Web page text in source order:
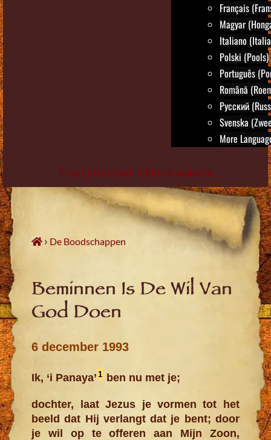
Français
Magyar
Italiano
Polski (Pools)
Português
Română
Русский
Svenska
More
True Life in God - Official website
Skip
to
content
› De Boodschappen
Beminnen Is De Wil Van
God Doen
6 december 1993
Ik, ‘i Panaya’1 ben nu met je;
dochter, laat Jezus je vormen tot het
beeld dat Hij verlangt dat je bent; door
je wil op te offeren aan Mijn Zoon,